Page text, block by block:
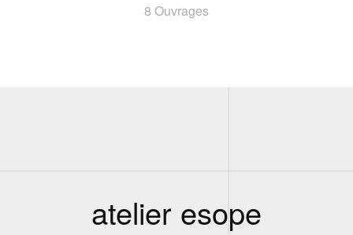
8 Ouvrages
atelier esope